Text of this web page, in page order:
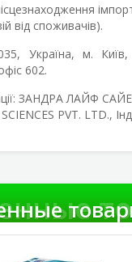
від споживачів).
Україна, м. Київ,
602.
ЗАНДРА ЛАЙФ
PVT. LTD.,